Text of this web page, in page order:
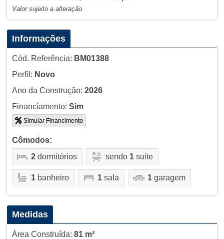
Valor sujeito a alteração
Informações
Cód. Referência: BM01388
Perfil: Novo
Ano da Construção: 2026
Financiamento: Sim
Simular Financimento
Cômodos:
2dormitórios sendo 1suíte
1banheiro 1sala 1garagem
Medidas
Área Construída: 81 m²